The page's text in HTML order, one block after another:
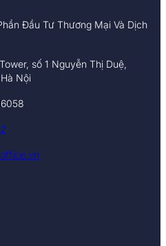
Đầu Tư Thương Mại Và Dịch
số 1 Nguyễn Thị Duệ,
Nội